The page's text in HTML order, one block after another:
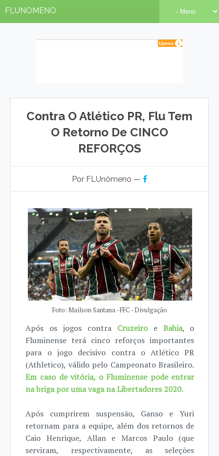
FLUNOMENO
Contra O Atlético PR, Flu Tem
O Retorno De CINCO
REFORÇOS
Por FLUnômeno —
Foto: Mailson Santana - FFC - Divulgação
Após os jogos contra Cruzeiroe Bahia, o
Fluminense terá cinco reforços importantes
para o jogo decisivo contra o Atlético PR
(Athletico), válido pelo Campeonato Brasileiro.
Em caso de vitória, o Fluminense pode entrar
na briga por uma vaga na Libertadores 2020.
Após cumprirem suspensão, Ganso e Yuri
retornam para a equipe, além dos retornos de
Caio Henrique, Allan e Marcos Paulo (que
serviram, respectivamente, as seleções